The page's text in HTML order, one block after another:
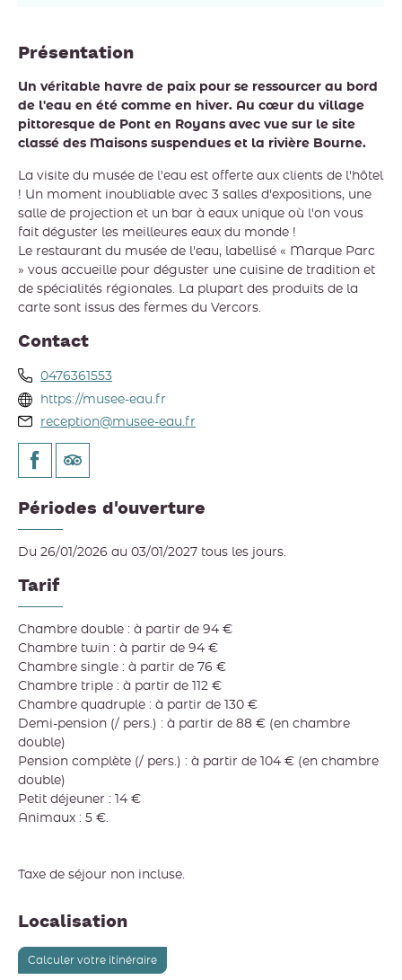
Présentation
Un véritable havre de paix pour se ressourcer au bord
de l'eau en été comme en hiver. Au cœur du village
pittoresque de Pont en Royans avec vue sur le site
classé des Maisons suspendues et la rivière Bourne.
La visite du musée de l'eau est offerte aux clients de l'hôtel
! Un moment inoubliable avec 3 salles d'expositions, une
salle de projection et un bar à eaux unique où l'on vous
fait déguster les meilleures eaux du monde !
Le restaurant du musée de l'eau, labellisé « Marque Parc
» vous accueille pour déguster une cuisine de tradition et
de spécialités régionales. La plupart des produits de la
carte sont issus des fermes du Vercors.
Contact
0476361553
https://musee-eau.fr
reception@musee-eau.fr
Périodes d'ouverture
Du 26/01/2026 au 03/01/2027 tous les jours.
Tarif
Chambre double : à partir de 94 €
Chambre twin : à partir de 94 €
Chambre single : à partir de 76 €
Chambre triple : à partir de 112 €
Chambre quadruple : à partir de 130 €
Demi-pension (/ pers.) : à partir de 88 € (en chambre
double)
Pension complète (/ pers.) : à partir de 104 € (en chambre
double)
Petit déjeuner : 14 €
Animaux : 5 €.
Taxe de séjour non incluse.
Localisation
Calculer votre itinéraire